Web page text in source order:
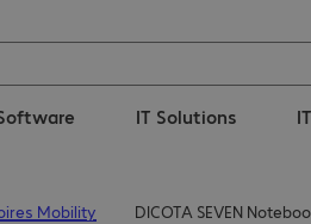
IT Solutions
Mobility DICOTA SEVEN